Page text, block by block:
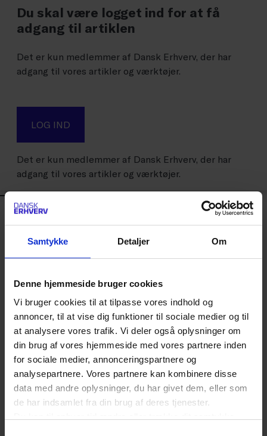
Samtykke Detaljer Om
Denne hjemmeside bruger cookies
Vi bruger cookies til at tilpasse vores indhold og
annoncer, til at vise dig funktioner til sociale medier og til
at analysere vores trafik. Vi deler også oplysninger om
din brug af vores hjemmeside med vores partnere inden
for sociale medier, annonceringspartnere og
analysepartnere. Vores partnere kan kombinere disse
data med andre oplysninger, du har givet dem, eller som
de har indsamlet fra din brug af deres tjenester.
Du skal være logget ind for at få
adgang til artiklen
Det er kun medlemmer af Dansk Erhverv, der har
adgang til vores artikler og værktøjer.
LOG IND
Det er kun medlemmer af Dansk Erhverv, der har
adgang til vores artikler og værktøjer.
KONTAKT
Analyse
Simon Bjerremann
Chefkonsulent
2588 4411
7225 5611
SIB@DANSKERHVERV.DK
Digital Handel
Jens Wedenborg